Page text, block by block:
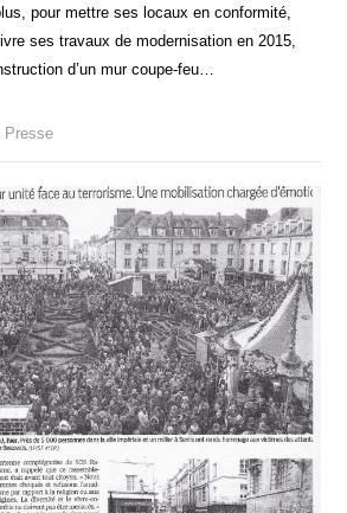
pour mettre ses locaux en conformité,
ses travaux de modernisation en 2015,
d’un mur coupe-feu…
Presse